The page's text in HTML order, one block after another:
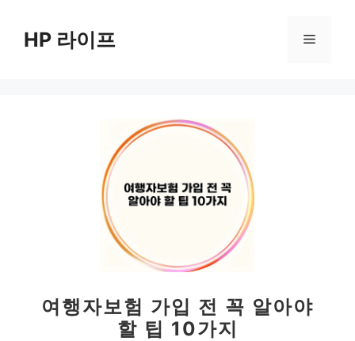
HP 라이프 메
여행자보험 가입 전 꼭 알아야
할 팁 10가지